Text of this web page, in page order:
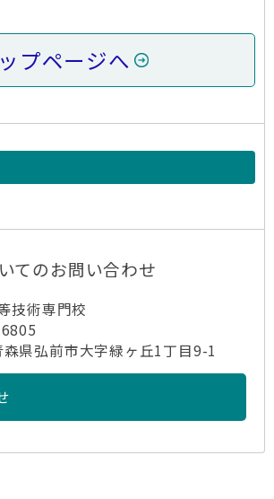
プページへ
てのお問い合わせ
技術専門校
6805
県弘前市大字緑ヶ丘1丁目9-1